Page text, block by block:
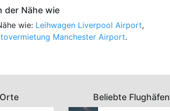
der Nähe wie
wie: Leihwagen Liverpool Airport,
Manchester Airport.
Beliebte Flughäfen